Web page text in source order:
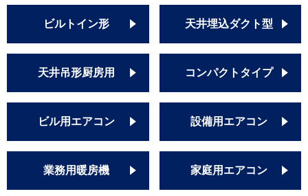
ビルトイン形 天井埋込ダクト型
天井吊形厨房用 コンパクトタイプ
ビル用エアコン 設備用エアコン
業務用暖房機 家庭用エアコン